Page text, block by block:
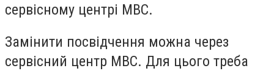
сервісному центрі МВС.
Замінити посвідчення можна через
сервісний центр МВС. Для цього треба